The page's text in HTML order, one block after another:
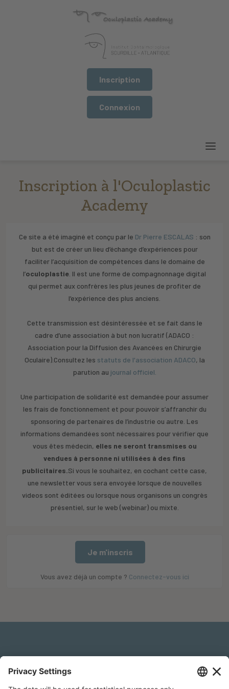
Inscription
Connexion
Inscription à l'Oculoplastic
Academy
Ce site a été imaginé et conçu par le Dr Pierre ESCALAS : son
but est de créer un lieu d’échange d’expériences pour
faciliter l’acquisition de compétences dans le domaine de
l’oculoplastie . Il est une forme de compagnonnage digital
qui permet aux confrères les plus jeunes de profiter de
l’expérience des plus anciens.
Cette transmission est désintéressée et se fait dans le
cadre d’une association à but non lucratif (ADACO :
Association pour la Diffusion des Avancées en Chirurgie
Oculaire).Consultez les statuts de l'association ADACO, la
parution au journal officiel.
Une participation de solidarité est demandée pour assumer
les frais de fonctionnement et pour pouvoir s’affranchir du
sponsoring de partenaires de l’industrie ou autre. Les
informations demandées sont nécessaires pour vérifier que
vous êtes médecin, elles ne seront transmises ou
vendues à personne ni utilisées à des fins
publicitaires.Si vous le souhaitez, en cochant cette case,
une newsletter vous sera envoyée lorsque de nouvelles
videos sont éditées ou lorsque nous organisons un congrès
présentiel, sur le web (webinar) ou mixte.
Je m'inscris
Vous avez déjà un compte ? Connectez-vous ici